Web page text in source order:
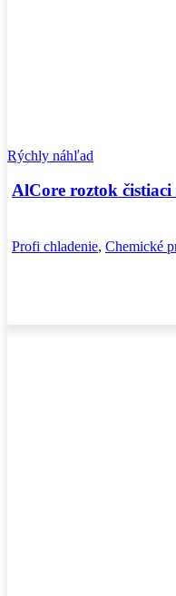
Rýchly náhľad
AlCore roztok
Profi chladenie, Chemické